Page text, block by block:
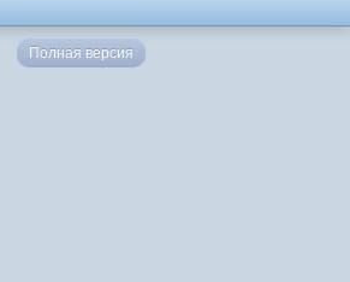
Полная версия